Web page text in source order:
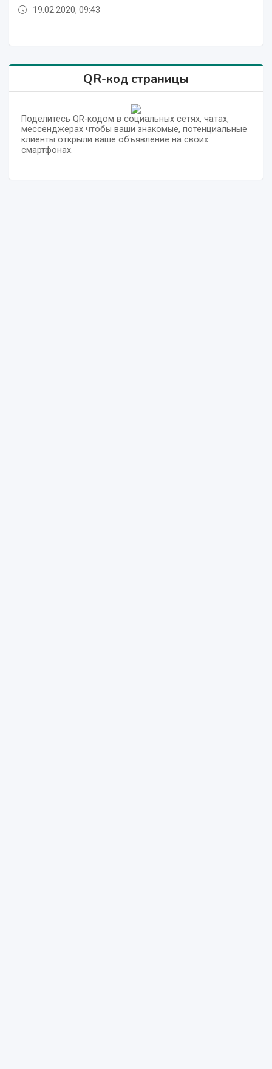
19.02.2020, 09:43
QR-код страницы
Поделитесь QR-кодом в социальных сетях, чатах,
мессенджерах чтобы ваши знакомые, потенциальные
клиенты открыли ваше объявление на своих
смартфонах.